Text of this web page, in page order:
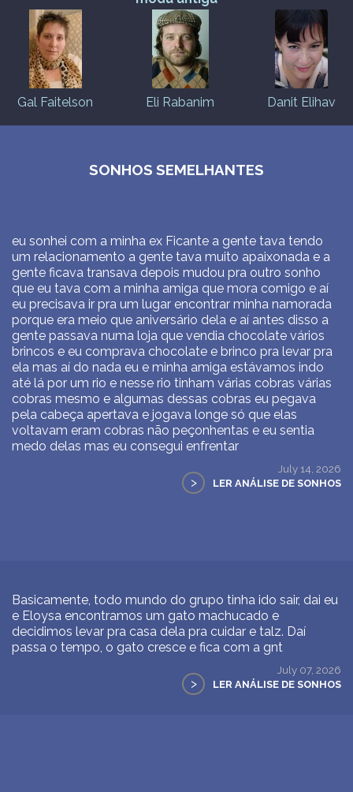
Gal Faitelson Eli Rabanim Danit Elihav
SONHOS SEMELHANTES
eu sonhei com a minha ex Ficante a gente tava tendo
um relacionamento a gente tava muito apaixonada e a
gente ficava transava depois mudou pra outro sonho
que eu tava com a minha amiga que mora comigo e aí
eu precisava ir pra um lugar encontrar minha namorada
porque era meio que aniversário dela e aí antes disso a
gente passava numa loja que vendia chocolate vários
brincos e eu comprava chocolate e brinco pra levar pra
ela mas aí do nada eu e minha amiga estávamos indo
até lá por um rio e nesse rio tinham várias cobras várias
cobras mesmo e algumas dessas cobras eu pegava
pela cabeça apertava e jogava longe só que elas
voltavam eram cobras não peçonhentas e eu sentia
medo delas mas eu consegui enfrentar
July 14, 2026
> LER ANÁLISE DE SONHOS
Basicamente, todo mundo do grupo tinha ido sair, dai eu
e Eloysa encontramos um gato machucado e
decidimos levar pra casa dela pra cuidar e talz. Daí
passa o tempo, o gato cresce e fica com a gnt
July 07, 2026
> LER ANÁLISE DE SONHOS